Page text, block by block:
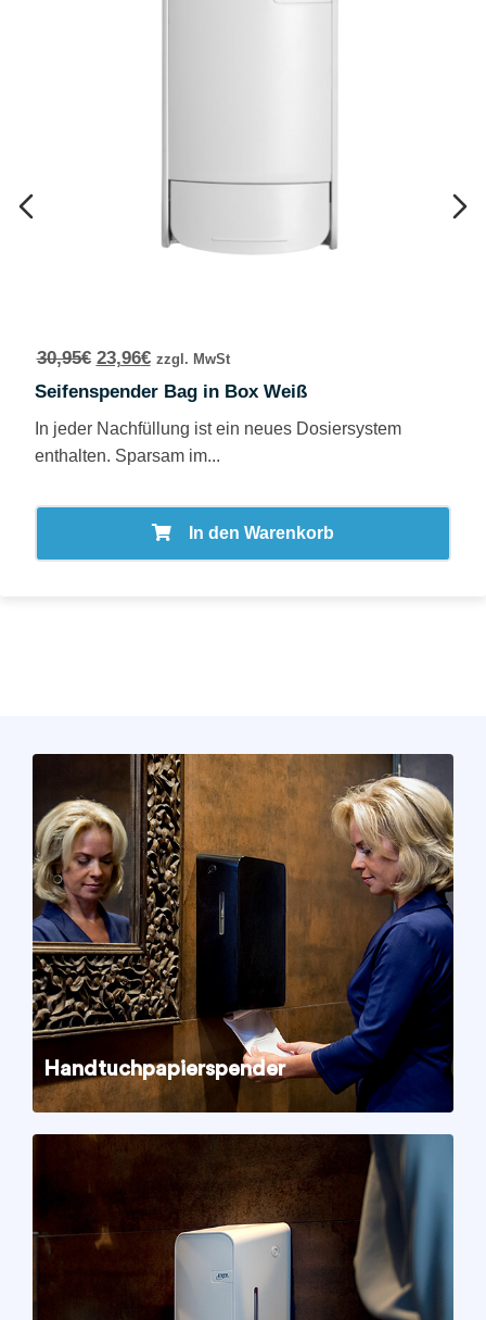
30,95€ 23,96€ zzgl. MwSt
Seifenspender Bag in Box Weiß
In jeder Nachfüllung ist ein neues Dosiersystem
enthalten. Sparsam im...
In den Warenkorb
Handtuchpapierspender